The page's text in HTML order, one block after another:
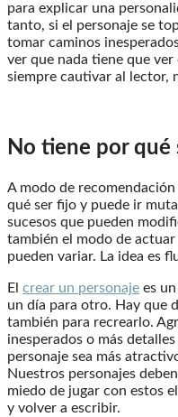
para explicar una
tanto, si el personaje se
tomar caminos
ver que nada tiene que ver
siempre cautivar al lector,
No tiene por qué
A modo de
qué ser fijo y puede ir
sucesos que pueden
también el modo de
pueden variar. La idea es
El crear un personaje es
un día para otro. Hay que
también para recrearlo.
inesperados o más
personaje sea más
Nuestros personajes
miedo de jugar con estos
y volver a escribir.